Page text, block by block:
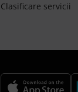
Clasificare servicii